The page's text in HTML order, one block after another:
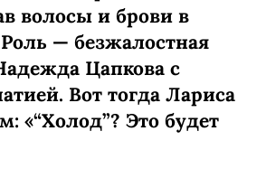
волосы и брови в
— безжалостная
Цапкова с
Вот тогда Лариса
«“Холод”? Это будет